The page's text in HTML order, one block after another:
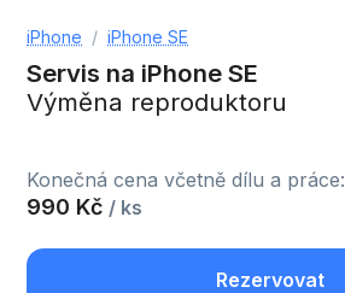
iPhone iPhone SE
Servis na iPhone SE
Výměna reproduktoru
Konečná cena včetně dílu a práce:
990 Kč / ks
Rezervovat